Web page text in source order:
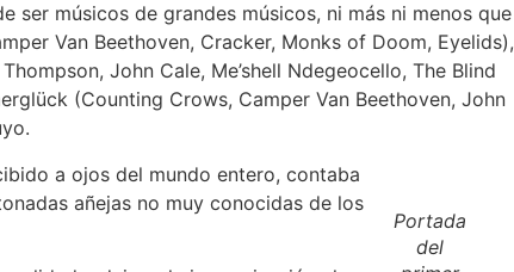
ser músicos de grandes músicos, ni más ni menos que
Van Beethoven, Cracker, Monks of Doom, Eyelids),
John Cale, Me’shell Ndegeocello, The Blind
(Counting Crows, Camper Van Beethoven, John
Portada
del
a ojos del mundo entero, contaba
añejas no muy conocidas de los